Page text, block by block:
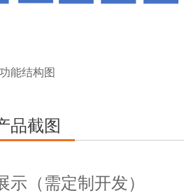
功能结构图
品截图
示（需定制开发）